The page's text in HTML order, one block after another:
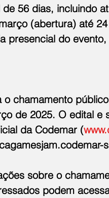
56 dias, incluindo
(abertura) até
presencial do
o chamamento
de 2025. O edital e
da Codemar (
sobre o
podem